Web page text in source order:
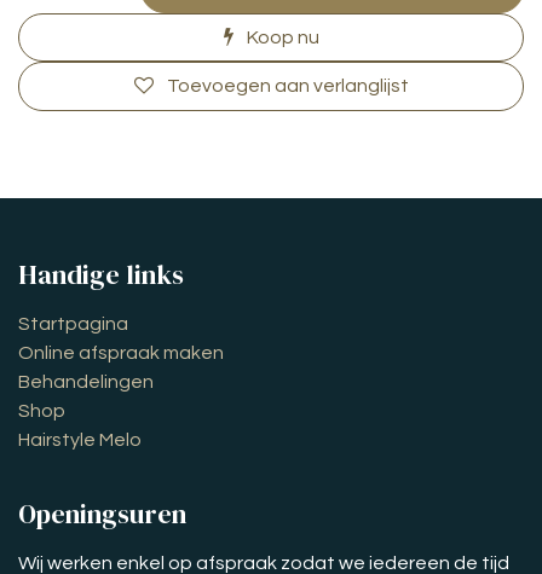
Koop nu
Toevoegen aan verlanglijst
Handige links
Startpagina
Online afspraak maken
Behandelingen
Shop
Hairstyle Melo
Openingsuren
Wij werken enkel op afspraak zodat we iedereen de tijd